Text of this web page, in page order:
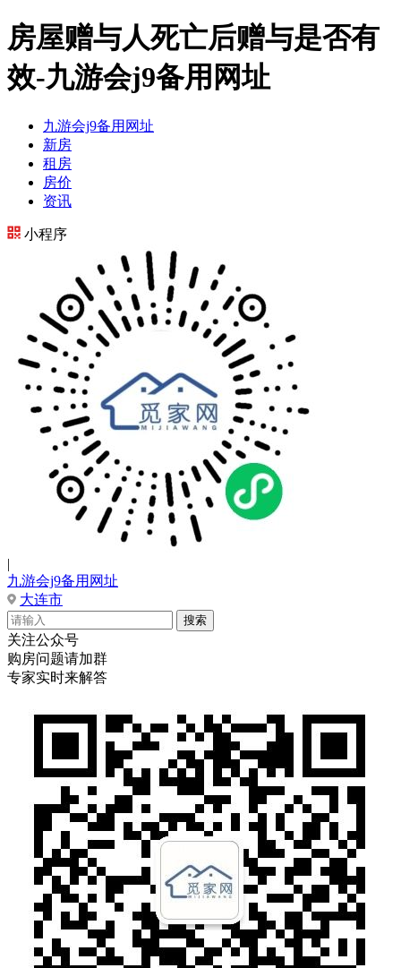
房屋赠与人死亡后赠与是否有
效-九游会j9备用网址
九游会j9备用网址
新房
租房
房价
资讯
小程序
|
九游会j9备用网址
大连市
关注公众号
购房问题请加群
专家实时来解答